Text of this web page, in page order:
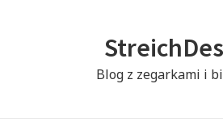
Blog z zegarkami i